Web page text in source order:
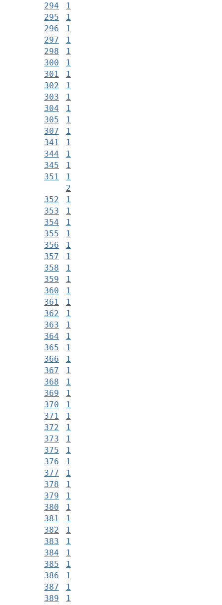
294
1
295
1
296
1
297
1
298
1
300
1
301
1
302
1
303
1
304
1
305
1
307
1
341
1
344
1
345
1
351
1
2
352
1
353
1
354
1
355
1
356
1
357
1
358
1
359
1
360
1
361
1
362
1
363
1
364
1
365
1
366
1
367
1
368
1
369
1
370
1
371
1
372
1
373
1
375
1
376
1
377
1
378
1
379
1
380
1
381
1
382
1
383
1
384
1
385
1
386
1
387
1
389
1